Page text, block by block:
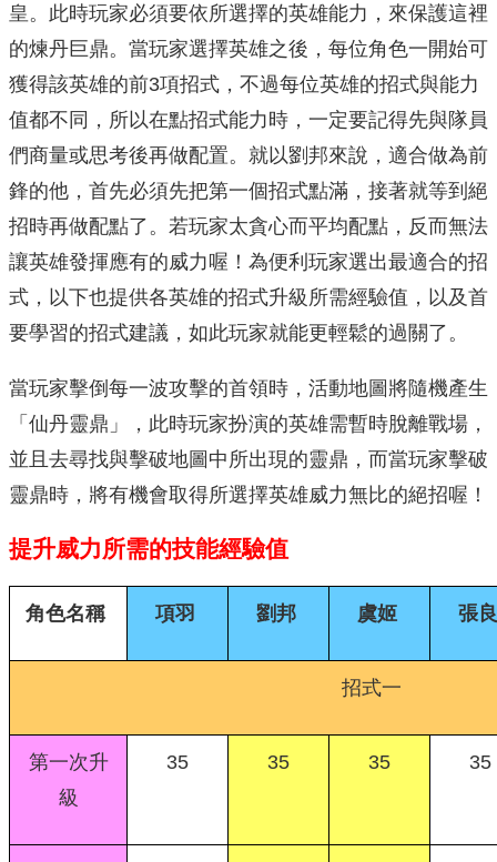
皇。此時玩家必須要依所選擇的英雄能力，來保護這裡
的煉丹巨鼎。當玩家選擇英雄之後，每位角色一開始可
獲得該英雄的前3項招式，不過每位英雄的招式與能力
值都不同，所以在點招式能力時，一定要記得先與隊員
們商量或思考後再做配置。就以劉邦來說，適合做為前
鋒的他，首先必須先把第一個招式點滿，接著就等到絕
招時再做配點了。若玩家太貪心而平均配點，反而無法
讓英雄發揮應有的威力喔！為便利玩家選出最適合的招
式，以下也提供各英雄的招式升級所需經驗值，以及首
要學習的招式建議，如此玩家就能更輕鬆的過關了。
當玩家擊倒每一波攻擊的首領時，活動地圖將隨機產生
「仙丹靈鼎」，此時玩家扮演的英雄需暫時脫離戰場，
並且去尋找與擊破地圖中所出現的靈鼎，而當玩家擊破
靈鼎時，將有機會取得所選擇英雄威力無比的絕招喔！
提升威力所需的技能經驗值
角色名稱 項羽 劉邦 虞姬 張良
招式一
第一次升
級
35 35 35 35